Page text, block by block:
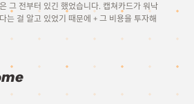
그 전부터 있긴 했었습니다. 캡쳐카드가 워낙
는 걸 알고 있었기 때문에 + 그 비용을 투자해